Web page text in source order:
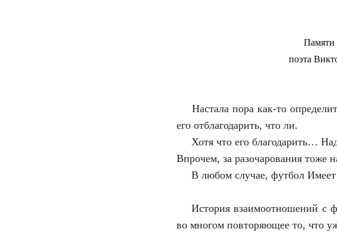
Памяти
поэта
Настала пора как-то
его отблагодарить, что ли.
Хотя что его благодарить…
Впрочем, за разочарования тоже
В любом случае, футбол Имеет
История взаимоотношений с
во многом повторяющее то, что